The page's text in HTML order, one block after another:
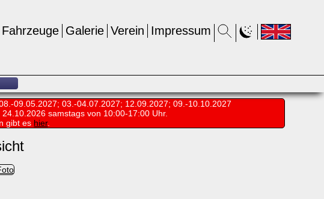
Impressum
Verein
Galerie
Fahrzeuge
09.05.2027; 03.-04.07.2027; 12.09.2027; 09.-10.10.2027
samstags von 10:00-17:00 Uhr.
gibt es hier.